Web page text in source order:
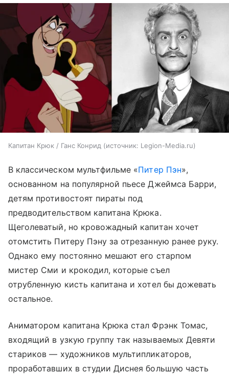
Капитан Крюк / Ганс Конрид источник: Legion-Media.ru
В классическом мультфильме «Питер Пэн»,
основанном на популярной пьесе Джеймса Барри,
детям противостоят пираты под
предводительством капитана Крюка.
Щеголеватый, но кровожадный капитан хочет
отомстить Питеру Пэну за отрезанную ранее руку.
Однако ему постоянно мешают его старпом
мистер Сми и крокодил, которые съел
отрубленную кисть капитана и хотел бы дожевать
остальное.
Аниматором капитана Крюка стал Фрэнк Томас,
входящий в узкую группу так называемых Девяти
стариков — художников мультипликаторов,
проработавших в студии Диснея большую часть